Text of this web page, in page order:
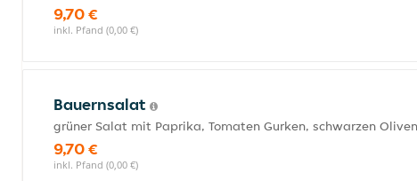
9,70 €
inkl. Pfand (0,00 €)
Bauernsalat
grüner Salat mit Paprika, Tomaten Gurken, schwarzen
9,70 €
inkl. Pfand (0,00 €)